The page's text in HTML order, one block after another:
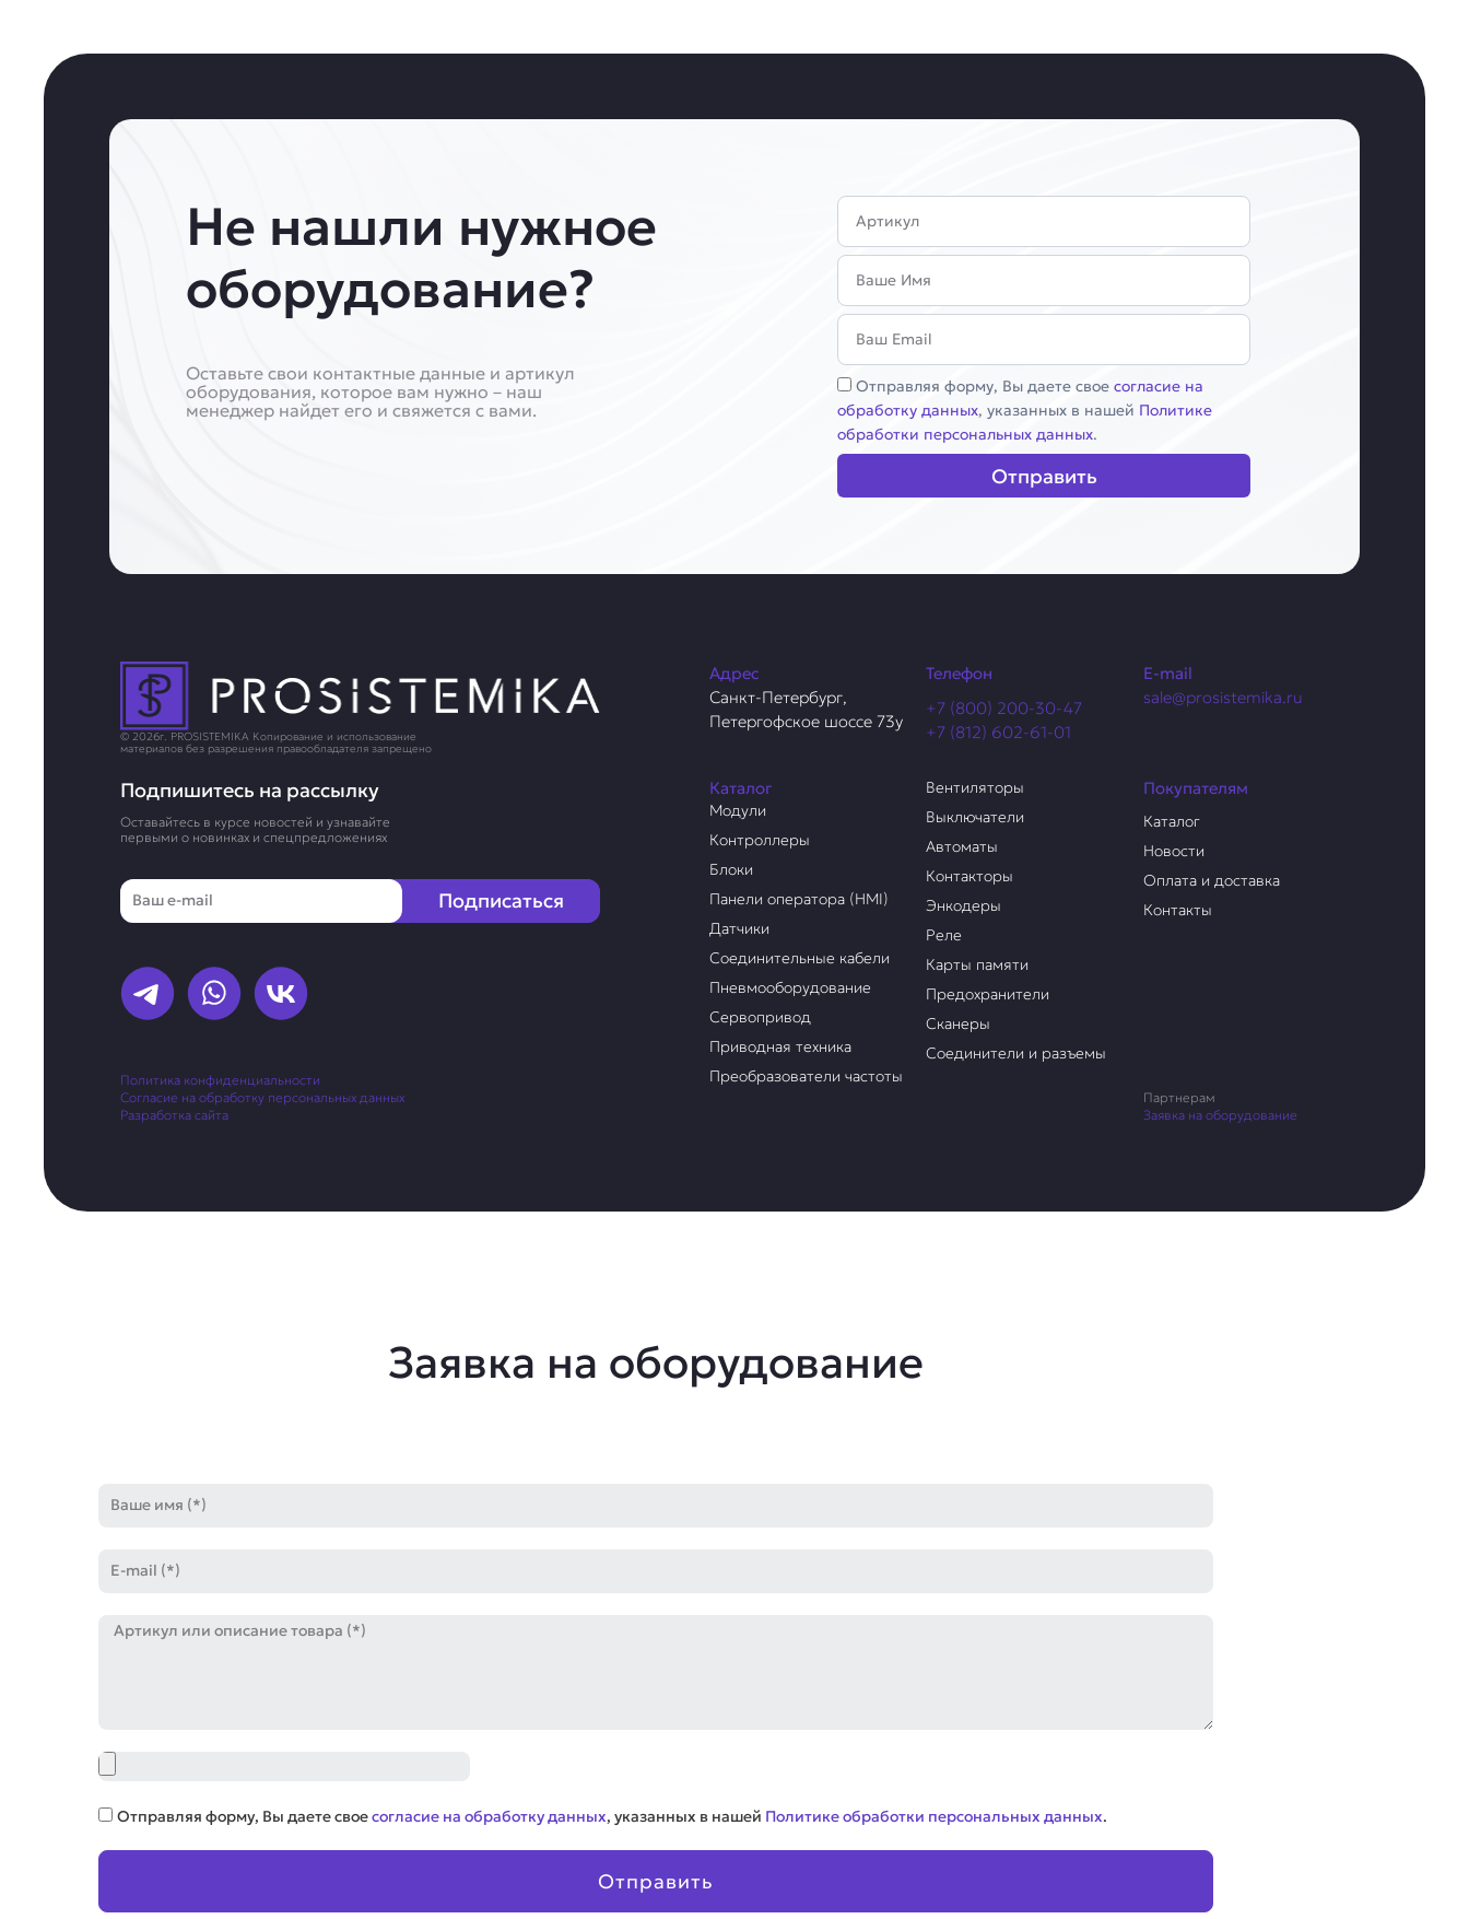
Не нашли нужное
оборудование?
Оставьте свои контактные данные и артикул
оборудования, которое вам нужно – наш
менеджер найдет его и свяжется с вами.
Артикул
Имя
Email
Соглашение
Отправляя форму, Вы даете своесогласие на
обработку данных, указанных в нашей Политике
обработки персональных данных.
Отправить
© 2026г. PROSISTEMIKA Копирование и использование
материалов без разрешения правообладателя запрещено
Адрес
Санкт-Петербург,
Петергофское шоссе 73у
Телефон
+7 (800) 200-30-47
+7 (812) 602-61-01
E-mail
sale@prosistemika.ru
Подпишитесь на рассылку
Оставайтесь в курсе новостей и узнавайте
первыми о новинках и спецпредложениях
Email
Подписаться
Политика конфиденциальности
Согласие на обработку персональных данных
Разработка сайта
Каталог
Модули
Контроллеры
Блоки
Панели оператора (HMI)
Датчики
Соединительные кабели
Пневмооборудование
Сервопривод
Приводная техника
Преобразователи частоты
Вентиляторы
Выключатели
Автоматы
Контакторы
Энкодеры
Реле
Карты памяти
Предохранители
Сканеры
Соединители и разъемы
Покупателям
Каталог
Новости
Оплата и доставка
Контакты
Партнерам
Заявка на оборудование
Заявка на оборудование
mail
Артикул
Файл
Соглашение
Отправляя форму, Вы даете своесогласие на обработку данных, указанных в нашей Политике обработки персональных данных.
Отправить